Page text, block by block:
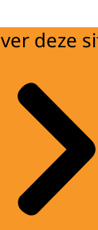
deze